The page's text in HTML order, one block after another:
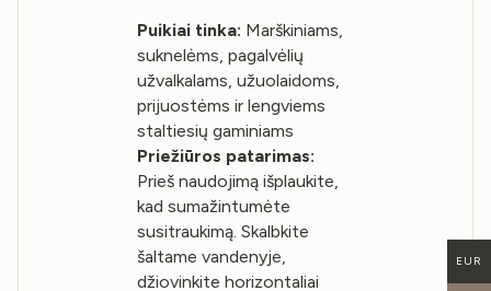
Puikiai tinka: Marškiniams,
suknelėms, pagalvėlių
užvalkalams, užuolaidoms,
prijuostėms ir lengviems
staltiesių gaminiams
Priežiūros patarimas:
Prieš naudojimą išplaukite,
kad sumažintumėte
susitraukimą. Skalbkite
šaltame vandenyje,
džiovinkite horizontaliai
EUR